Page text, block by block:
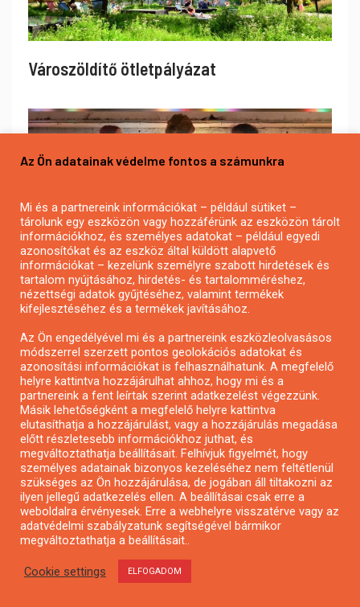
Városzöldítő ötletpályázat
Alkotói pályázat multimédia-kiállításhoz
Pályázat a nemek közötti egyenlőség
európai mozgalmainak erősítésére
Az Ön adatainak védelme fontos a számunkra
Mi és a partnereink információkat – például sütiket –
tárolunk egy eszközön vagy hozzáférünk az eszközön tárolt
információkhoz, és személyes adatokat – például egyedi
azonosítókat és az eszköz által küldött alapvető
információkat – kezelünk személyre szabott hirdetések és
tartalom nyújtásához, hirdetés- és tartalomméréshez,
nézettségi adatok gyűjtéséhez, valamint termékek
kifejlesztéséhez és a termékek javításához.
Az Ön engedélyével mi és a partnereink eszközleolvasásos
módszerrel szerzett pontos geolokációs adatokat és
azonosítási információkat is felhasználhatunk. A megfelelő
helyre kattintva hozzájárulhat ahhoz, hogy mi és a
partnereink a fent leírtak szerint adatkezelést végezzünk.
Másik lehetőségként a megfelelő helyre kattintva
elutasíthatja a hozzájárulást, vagy a hozzájárulás megadása
előtt részletesebb információkhoz juthat, és
megváltoztathatja beállításait. Felhívjuk figyelmét, hogy
személyes adatainak bizonyos kezeléséhez nem feltétlenül
szükséges az Ön hozzájárulása, de jogában áll tiltakozni az
ilyen jellegű adatkezelés ellen. A beállításai csak erre a
weboldalra érvényesek. Erre a webhelyre visszatérve vagy az
adatvédelmi szabályzatunk segítségével bármikor
megváltoztathatja a beállításait..
Cookie settings ELFOGADOM